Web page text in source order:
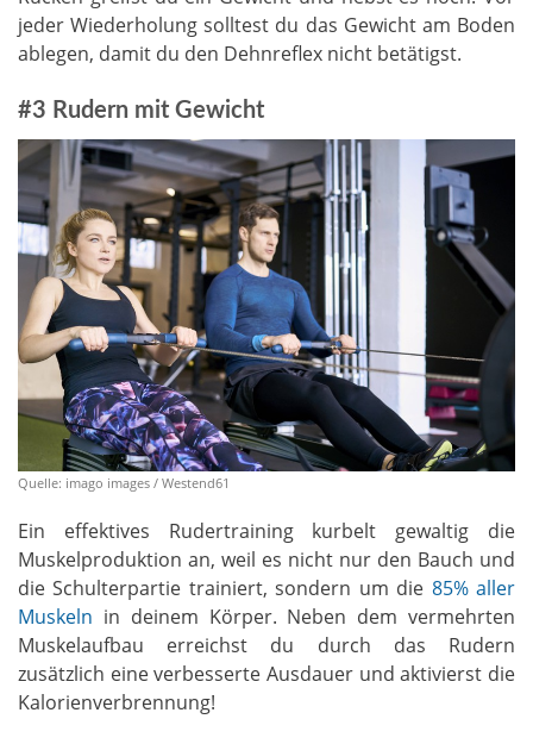
jeder Wiederholung solltest du das Gewicht am Boden
ablegen, damit du den Dehnreflex nicht betätigst.
#3 Rudern mit Gewicht
Quelle: imago images / Westend61
Ein effektives Rudertraining kurbelt gewaltig die
Muskelproduktion an, weil es nicht nur den Bauch und
die Schulterpartie trainiert, sondern um die 85% aller
Muskeln in deinem Körper. Neben dem vermehrten
Muskelaufbau erreichst du durch das Rudern
zusätzlich eine verbesserte Ausdauer und aktivierst die
Kalorienverbrennung!